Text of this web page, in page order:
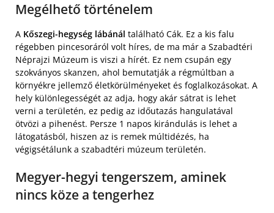
Megélhető történelem
A Kőszegi-hegység lábánál található Cák. Ez a kis falu
régebben pincesoráról volt híres, de ma már a Szabadtéri
Néprajzi Múzeum is viszi a hírét. Ez nem csupán egy
szokványos skanzen, ahol bemutatják a régmúltban a
környékre jellemző életkörülményeket és foglalkozásokat. A
hely különlegességét az adja, hogy akár sátrat is lehet
verni a területén, ez pedig az időutazás hangulatával
ötvözi a pihenést. Persze 1 napos kirándulás is lehet a
látogatásból, hiszen az is remek múltidézés, ha
végigsétálunk a szabadtéri múzeum területén.
Megyer-hegyi tengerszem, aminek
nincs köze a tengerhez